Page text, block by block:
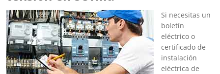
Si necesitas un
boletín
eléctrico o
certificado de
instalación
eléctrica de